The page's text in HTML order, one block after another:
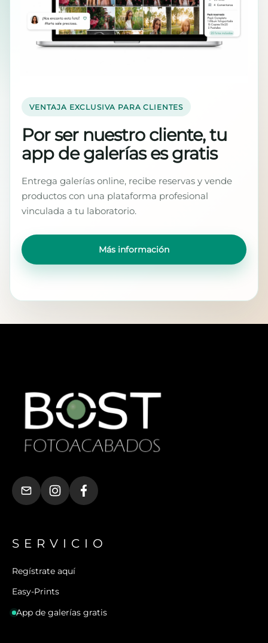
VENTAJA EXCLUSIVA PARA CLIENTES
Por ser nuestro cliente, tu
app de galerías es gratis
Entrega galerías online, recibe reservas y vende
productos con una plataforma profesional
vinculada a tu laboratorio.
Más información
SERVICIO
Regístrate aquí
Easy-Prints
App de galerías gratis